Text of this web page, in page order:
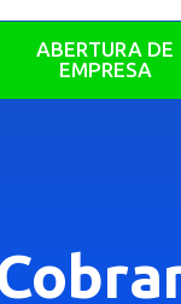
ABERTURA DE
EMPRESA